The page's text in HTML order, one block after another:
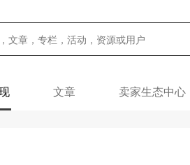
文章 卖家生态中心